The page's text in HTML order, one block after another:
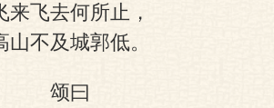
来飞去何所止，
山不及城郭低。
颂曰